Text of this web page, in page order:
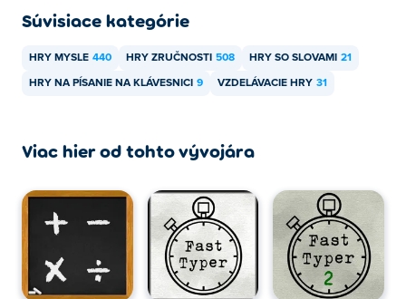
Súvisiace kategórie
HRY MYSLE 440 HRY ZRUČNOSTI 508 HRY SO SLOVAMI 21
HRY NA PÍSANIE NA KLÁVESNICI 9 VZDELÁVACIE HRY 31
Viac hier od tohto vývojára